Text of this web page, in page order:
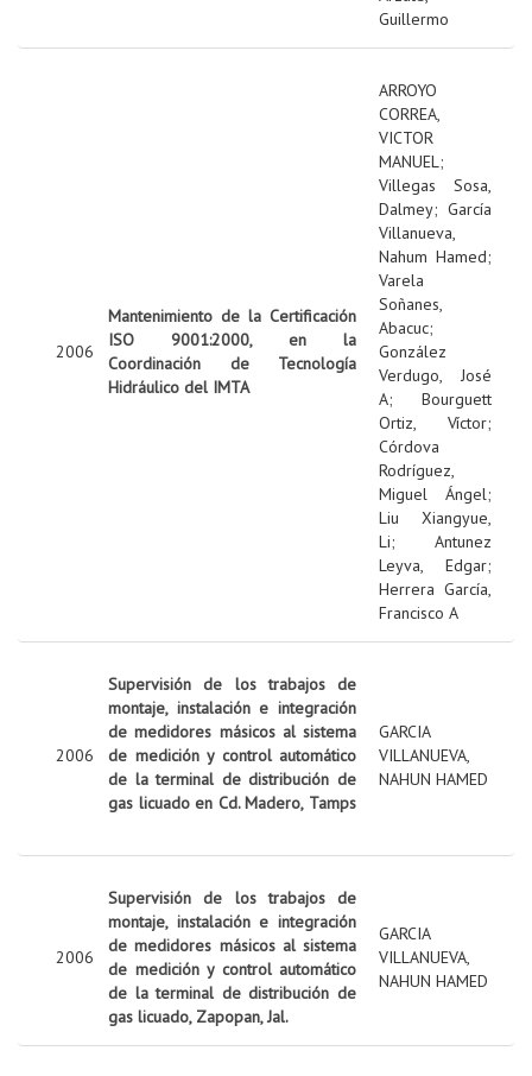
Guillermo
2006
Mantenimiento de la Certificación
ISO 9001:2000, en la
Coordinación de Tecnología
Hidráulico del IMTA
ARROYO
CORREA,
VICTOR
MANUEL;
Villegas Sosa,
Dalmey; García
Villanueva,
Nahum Hamed;
Varela
Soñanes,
Abacuc;
González
Verdugo, José
A; Bourguett
Ortiz, Víctor;
Córdova
Rodríguez,
Miguel Ángel;
Liu Xiangyue,
Li; Antunez
Leyva, Edgar;
Herrera García,
Francisco A
2006
Supervisión de los trabajos de
montaje, instalación e integración
de medidores másicos al sistema
de medición y control automático
de la terminal de distribución de
gas licuado en Cd. Madero, Tamps
GARCIA
VILLANUEVA,
NAHUN HAMED
2006
Supervisión de los trabajos de
montaje, instalación e integración
de medidores másicos al sistema
de medición y control automático
de la terminal de distribución de
gas licuado, Zapopan, Jal.
GARCIA
VILLANUEVA,
NAHUN HAMED